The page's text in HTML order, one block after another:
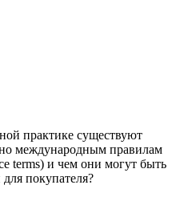
практике существуют
международным правилам
terms) и чем они могут быть
покупателя?